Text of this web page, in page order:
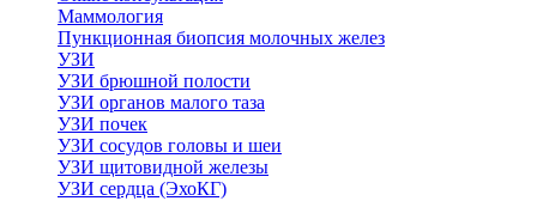
Маммология
Пункционная биопсия молочных желез
УЗИ
УЗИ брюшной полости
УЗИ органов малого таза
УЗИ почек
УЗИ сосудов головы и шеи
УЗИ щитовидной железы
УЗИ сердца (ЭхоКГ)